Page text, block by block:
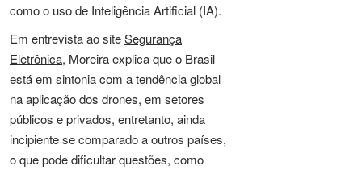
como o uso de Inteligência Artificial (IA).
Em entrevista ao siteSegurança
Eletrônica, Moreira explica que o Brasil
está em sintonia com a tendência global
na aplicação dos drones, em setores
públicos e privados, entretanto, ainda
incipiente se comparado a outros países,
o que pode dificultar questões, como